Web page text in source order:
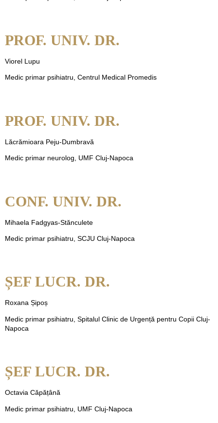
PROF. UNIV. DR.
Viorel Lupu
Medic primar psihiatru, Centrul Medical Promedis
PROF. UNIV. DR.
Lăcrămioara Peju-Dumbravă
Medic primar neurolog, UMF Cluj-Napoca
CONF. UNIV. DR.
Mihaela Fadgyas-Stănculete
Medic primar psihiatru, SCJU Cluj-Napoca
ȘEF LUCR. DR.
Roxana Șipoș
Medic primar psihiatru, Spitalul Clinic de Urgență pentru Copii Cluj-
Napoca
ȘEF LUCR. DR.
Octavia Căpățână
Medic primar psihiatru, UMF Cluj-Napoca